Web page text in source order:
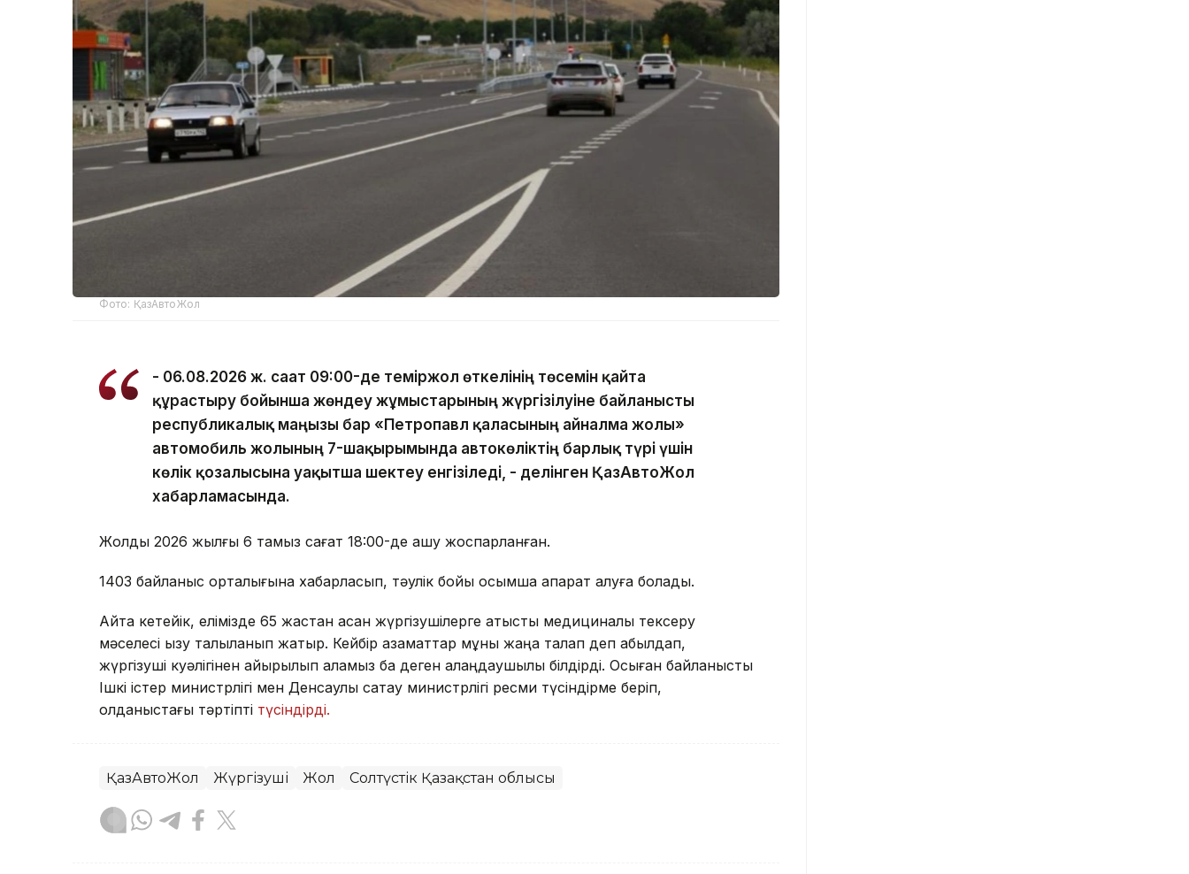
Фото: ҚазАвтоЖол
- 06.08.2026 ж. сағат 09:00-де теміржол өткелінің төсемін қайта
құрастыру бойынша жөндеу жұмыстарының жүргізілуіне байланысты
республикалық маңызы бар «Петропавл қаласының айналма жолы»
автомобиль жолының 7-шақырымында автокөліктің барлық түрі үшін
көлік қозғалысына уақытша шектеу енгізіледі, - делінген ҚазАвтоЖол
хабарламасында.
Жолды 2026 жылғы 6 тамыз сағат 18:00-де ашу жоспарланған.
1403 байланыс орталығына хабарласып, тәулік бойы қосымша ақпарат алуға болады.
Айта кетейік, елімізде 65 жастан асқан жүргізушілерге қатысты медициналық тексеру
мәселесі қызу талқыланып жатыр. Кейбір азаматтар мұны жаңа талап деп қабылдап,
жүргізуші куәлігінен айырылып қаламыз ба деген алаңдаушылық білдірді. Осыған байланысты
Ішкі істер министрлігі мен Денсаулық сақтау министрлігі ресми түсіндірме беріп,
қолданыстағы тәртіпті түсіндірді.
ҚазАвтоЖол Жүргізуші Жол Солтүстік Қазақстан облысы